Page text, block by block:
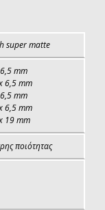
super matte
mm
6,5 mm
mm
6,5 mm
19 mm
ποιότητας